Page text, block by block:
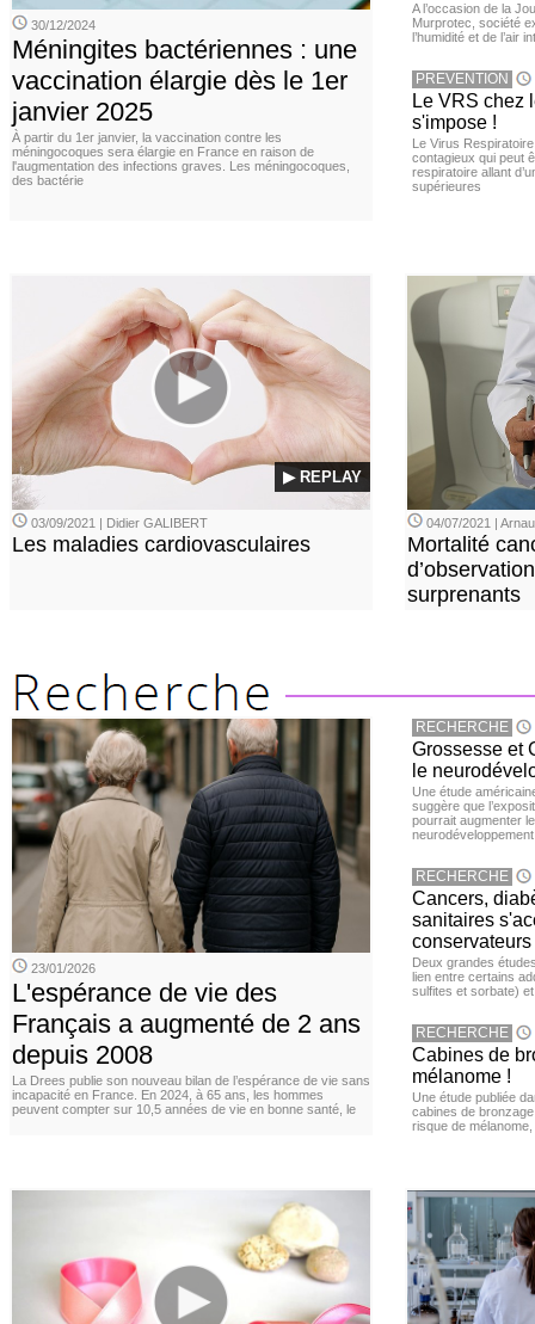
30/12/2024
Méningites bactériennes : une
vaccination élargie dès le 1er
janvier 2025
À partir du 1er janvier, la vaccination contre les
méningocoques sera élargie en France en raison de
l'augmentation des infections graves. Les méningocoques,
des bactérie
A l’occasion de la
Murprotec, société
l’humidité et de l’air
PREVENTION
Le VRS chez
s'impose !
Le Virus
contagieux qui peut
respiratoire allant
supérieures
▶ REPLAY
03/09/2021 | Didier GALIBERT
Les maladies cardiovasculaires
04/07/2021 |
Mortalité
surprenants
23/01/2026
L'espérance de vie des
Français a augmenté de 2 ans
depuis 2008
La Drees publie son nouveau bilan de l’espérance de vie sans
incapacité en France. En 2024, à 65 ans, les hommes
peuvent compter sur 10,5 années de vie en bonne santé, le
RECHERCHE
Grossesse et
le
Une étude
suggère que
pourrait augmenter
neurodéveloppement
RECHERCHE
Cancers,
sanitaires
conservateurs
Deux grandes
lien entre certains
sulfites et sorbate)
RECHERCHE
Cabines de
mélanome !
Une étude publiée
cabines de
risque de